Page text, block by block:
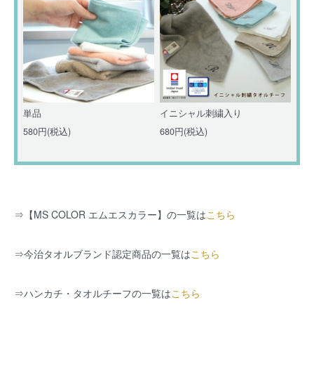
単品
580円(税込)
イニシャル刺繍入り
680円(税込)
⇒ 【MS COLOR エムエスカラー】の一覧はこちら
⇒今治タオルブランド認定商品の一覧はこちら
⇒ハンカチ・タオルチーフの一覧はこちら